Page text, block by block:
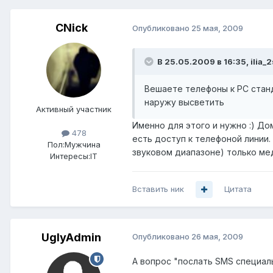
CNick
Активный участник
478
Пол:Мужчина
Интересы:IT
Опубликовано 25 мая, 2009
В 25.05.2009 в 16:35,
Вешаете телефоны к PC
наружу высветить
Именно для этого и нужно :)
есть доступ к телефоной
звуковом диапазоне) только
Вставить ник Цитата
UglyAdmin Опубликовано 26 мая, 2009
А вопрос "послать SMS